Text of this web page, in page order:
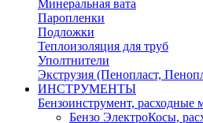
Минеральная вата
Паропленки
Подложки
Теплоизоляция для труб
Уполтнители
Экструзия (Пенопласт,
ИНСТРУМЕНТЫ
Бензоинструмент, расходные
Бензо ЭлектроКосы,